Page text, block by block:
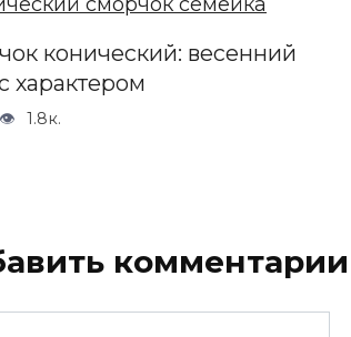
конический: весенний
характером
1.8к.
комментарии